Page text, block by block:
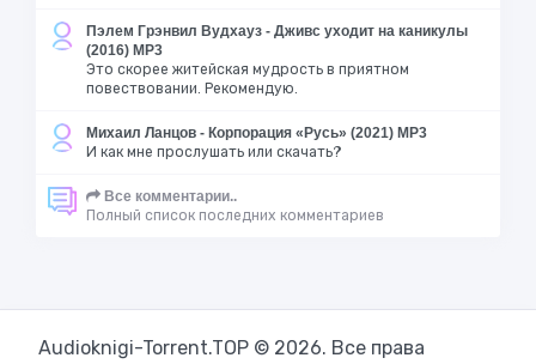
Пэлем Грэнвил Вудхауз - Дживс уходит на каникулы
(2016) MP3
Это скорее житейская мудрость в приятном
повествовании. Рекомендую.
Михаил Ланцов - Корпорация «Русь» (2021) MP3
И как мне прослушать или скачать?
Все комментарии..
Полный список последних комментариев
Audioknigi-Torrent.TOP © 2026. Все права